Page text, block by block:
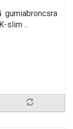
gumiabroncsra
slim ..